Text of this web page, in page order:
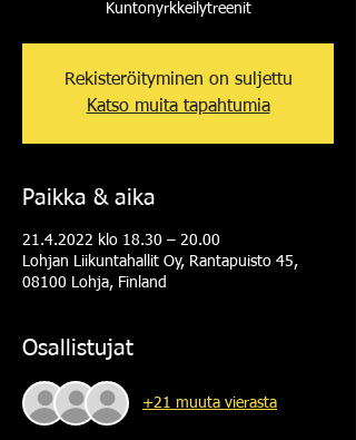
Kuntonyrkkeilytreenit
Rekisteröityminen on suljettu
Katso muita tapahtumia
Paikka & aika
21.4.2022 klo 18.30 – 20.00
Lohjan Liikuntahallit Oy, Rantapuisto 45,
08100 Lohja, Finland
Osallistujat
+21 muuta vierasta